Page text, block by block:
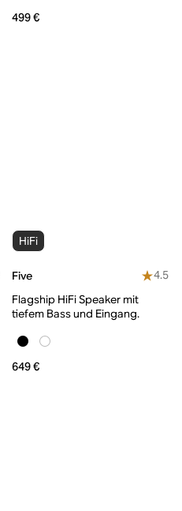
499 €
HiFi
Five
4.5
Flagship HiFi Speaker mit
tiefem Bass und Eingang.
649 €